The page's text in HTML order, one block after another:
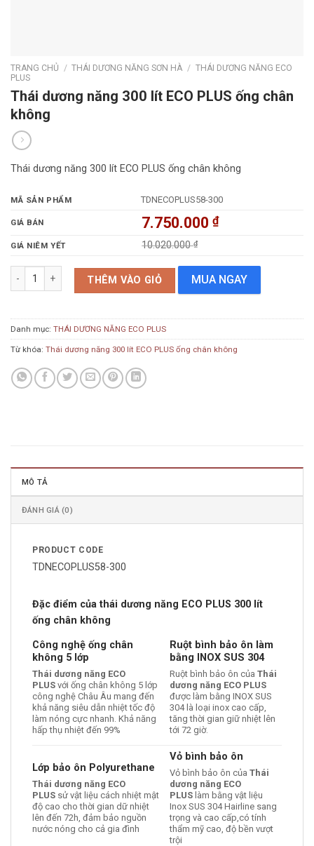
TRANG CHỦ / THÁI DƯƠNG NĂNG SƠN HÀ / THÁI DƯƠNG NĂNG ECO
PLUS
Thái dương năng 300 lít ECO PLUS ống chân
không
Thái dương năng 300 lít ECO PLUS ống chân không
MÃ SẢN PHẨM TDNECOPLUS58-300
GIÁ BÁN 7.750.000₫
GIÁ NIÊM YẾT 10.020.000₫
Thái dương năng 300 lít ECO PLUS ống chân không số lượng
THÊM VÀO GIỎ MUA NGAY
Danh mục: THÁI DƯƠNG NĂNG ECO PLUS
Từ khóa: Thái dương năng 300 lít ECO PLUS ống chân không
MÔ TẢ
ĐÁNH GIÁ (0)
PRODUCT CODE
TDNECOPLUS58-300
Đặc điểm của thái dương năng ECO PLUS 300 lít
ống chân không
Công nghệ ống chân
không 5 lớp
Thái dương năng ECO
PLUS với ống chân không 5 lớp
công nghệ Châu Âu mang đến
khả năng siêu dẫn nhiệt tốc độ
làm nóng cực nhanh. Khả năng
hấp thụ nhiệt đến 99%
Ruột bình bảo ôn làm
bằng INOX SUS 304
Ruột bình bảo ôn củaThái
dương năng ECO PLUS
được làm bằng INOX SUS
304 là loại inox cao cấp,
tăng thời gian giữ nhiệt lên
tới 72 giờ.
Lớp bảo ôn Polyurethane
Thái dương năng ECO
PLUS sử vật liệu cách nhiệt mật
độ cao cho thời gian dữ nhiệt
lên đến 72h, đảm bảo nguồn
nước nóng cho cả gia đình
Vỏ bình bảo ôn
Vỏ bình bảo ôn củaThái
dương năng ECO
PLUS làm bằng vật liệu
Inox SUS 304 Hairline sang
trọng và cao cấp,có tính
thẩm mỹ cao, độ bền vượt
trội